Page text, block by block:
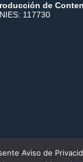
de
117730
por el
Aviso de